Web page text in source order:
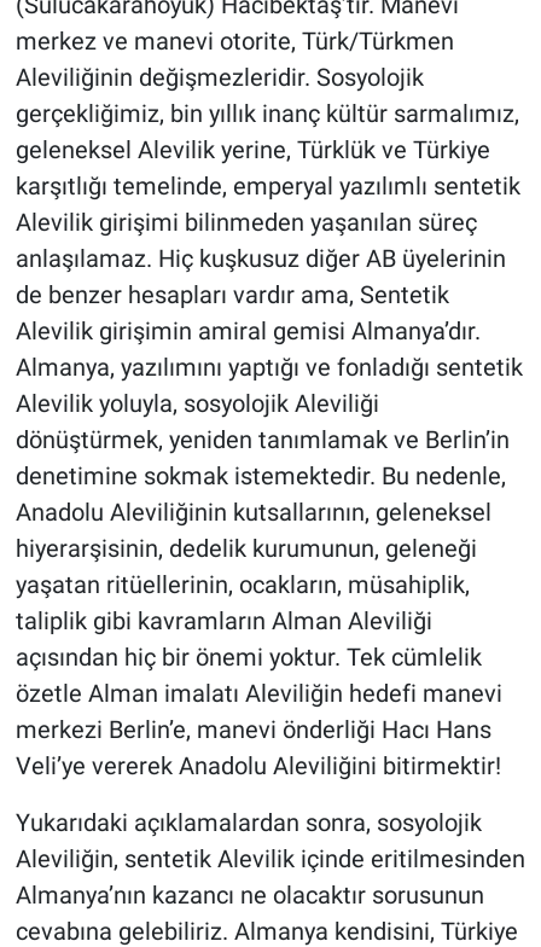
merkez ve manevi otorite, Türk/Türkmen
Aleviliğinin değişmezleridir. Sosyolojik
gerçekliğimiz, bin yıllık inanç kültür sarmalımız,
geleneksel Alevilik yerine, Türklük ve Türkiye
karşıtlığı temelinde, emperyal yazılımlı sentetik
Alevilik girişimi bilinmeden yaşanılan süreç
anlaşılamaz. Hiç kuşkusuz diğer AB üyelerinin
de benzer hesapları vardır ama, Sentetik
Alevilik girişimin amiral gemisi Almanya’dır.
Almanya, yazılımını yaptığı ve fonladığı sentetik
Alevilik yoluyla, sosyolojik Aleviliği
dönüştürmek, yeniden tanımlamak ve Berlin’in
denetimine sokmak istemektedir. Bu nedenle,
Anadolu Aleviliğinin kutsallarının, geleneksel
hiyerarşisinin, dedelik kurumunun, geleneği
yaşatan ritüellerinin, ocakların, müsahiplik,
taliplik gibi kavramların Alman Aleviliği
açısından hiç bir önemi yoktur. Tek cümlelik
özetle Alman imalatı Aleviliğin hedefi manevi
merkezi Berlin’e, manevi önderliği Hacı Hans
Veli’ye vererek Anadolu Aleviliğini bitirmektir!
Yukarıdaki açıklamalardan sonra, sosyolojik
Aleviliğin, sentetik Alevilik içinde eritilmesinden
Almanya’nın kazancı ne olacaktır sorusunun
cevabına gelebiliriz. Almanya kendisini, Türkiye